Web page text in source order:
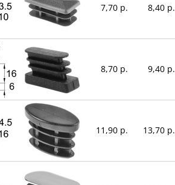
7,70 р. 8,40 р.
8,70 р. 9,40 р.
11,90 р. 13,70 р.